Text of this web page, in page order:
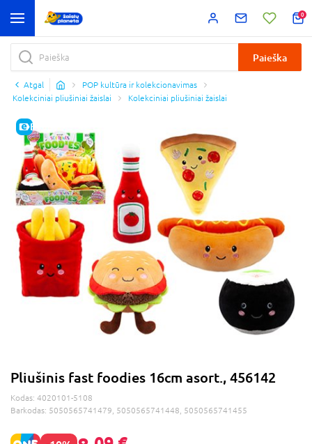
0
Paieška
Atgal
POP kultūra ir kolekcionavimas
Kolekciniai pliušiniai žaislai
Kolekciniai pliušiniai žaislai
E-KAINA
Pliušinis fast foodies 16cm asort., 456142
Kodas: 4020101-5108
Barkodas: 5050565741479, 5050565741448, 5050565741455